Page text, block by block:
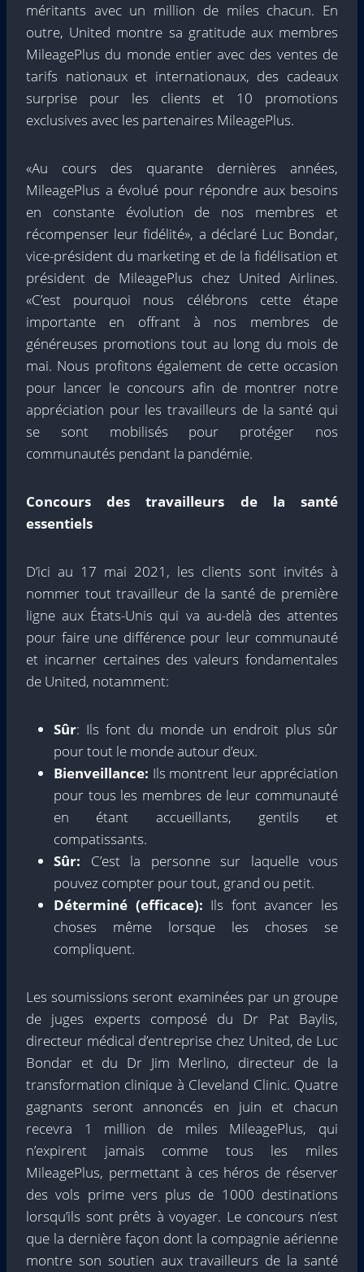
méritants avec un million de miles chacun. En
outre, United montre sa gratitude aux membres
MileagePlus du monde entier avec des ventes de
tarifs nationaux et internationaux, des cadeaux
surprise pour les clients et 10 promotions
exclusives avec les partenaires MileagePlus.
«Au cours des quarante dernières années,
MileagePlus a évolué pour répondre aux besoins
en constante évolution de nos membres et
récompenser leur fidélité», a déclaré Luc Bondar,
vice-président du marketing et de la fidélisation et
président de MileagePlus chez United Airlines.
«C’est pourquoi nous célébrons cette étape
importante en offrant à nos membres de
généreuses promotions tout au long du mois de
mai. Nous profitons également de cette occasion
pour lancer le concours afin de montrer notre
appréciation pour les travailleurs de la santé qui
se sont mobilisés pour protéger nos
communautés pendant la pandémie.
Concours des travailleurs de la santé
essentiels
D’ici au 17 mai 2021, les clients sont invités à
nommer tout travailleur de la santé de première
ligne aux États-Unis qui va au-delà des attentes
pour faire une différence pour leur communauté
et incarner certaines des valeurs fondamentales
de United, notamment:
Sûr: Ils font du monde un endroit plus sûr
pour tout le monde autour d’eux.
Bienveillance: Ils montrent leur appréciation
pour tous les membres de leur communauté
en étant accueillants, gentils et
compatissants.
Sûr: C’est la personne sur laquelle vous
pouvez compter pour tout, grand ou petit.
Déterminé (efficace): Ils font avancer les
choses même lorsque les choses se
compliquent.
Les soumissions seront examinées par un groupe
de juges experts composé du Dr Pat Baylis,
directeur médical d’entreprise chez United, de Luc
Bondar et du Dr Jim Merlino, directeur de la
transformation clinique à Cleveland Clinic. Quatre
gagnants seront annoncés en juin et chacun
recevra 1 million de miles MileagePlus, qui
n’expirent jamais comme tous les miles
MileagePlus, permettant à ces héros de réserver
des vols prime vers plus de 1000 destinations
lorsqu’ils sont prêts à voyager. Le concours n’est
que la dernière façon dont la compagnie aérienne
montre son soutien aux travailleurs de la santé